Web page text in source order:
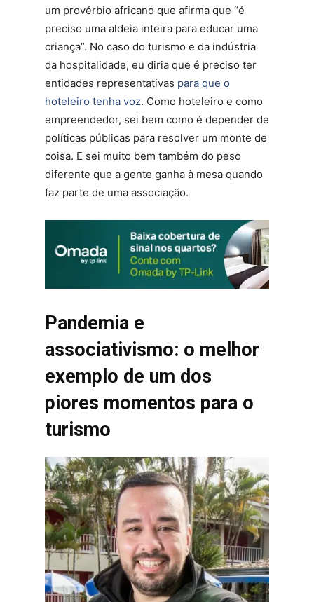
um provérbio africano que afirma que “é
preciso uma aldeia inteira para educar uma
criança”. No caso do turismo e da indústria
da hospitalidade, eu diria que é preciso ter
entidades representativas para que o
hoteleiro tenha voz. Como hoteleiro e como
empreendedor, sei bem como é depender de
políticas públicas para resolver um monte de
coisa. E sei muito bem também do peso
diferente que a gente ganha à mesa quando
faz parte de uma associação.
Pandemia e
associativismo: o melhor
exemplo de um dos
piores momentos para o
turismo